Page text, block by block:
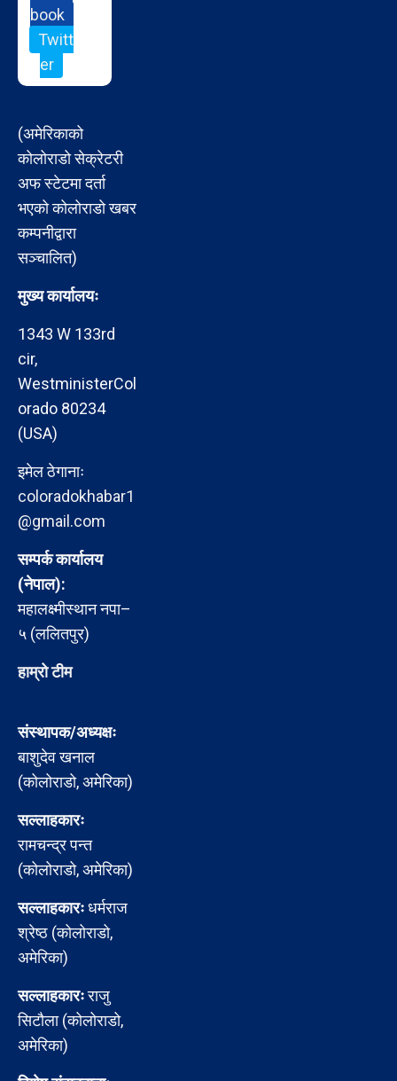
book
Twitt
er
(अमेरिकाको
कोलोराडो सेक्रेटरी
अफ स्टेटमा दर्ता
भएको कोलोराडो खबर
कम्पनीद्वारा
सञ्चालित)
मुख्य कार्यालयः
1343 W 133rd
cir,
WestministerCol
orado 80234
(USA)
इमेल ठेगानाः
coloradokhabar1
@gmail.com
सम्पर्क कार्यालय
(नेपाल):
महालक्ष्मीस्थान नपा–
५ (ललितपुर)
हाम्रो टीम
संस्थापक/अध्यक्षः
बाशुदेव खनाल
(कोलोराडो, अमेरिका)
सल्लाहकारः
रामचन्द्र पन्त
(कोलोराडो, अमेरिका)
सल्लाहकारःधर्मराज
श्रेष्ठ (कोलोराडो,
अमेरिका)
सल्लाहकारःराजु
सिटौला (कोलोराडो,
अमेरिका)